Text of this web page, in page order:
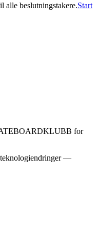
alle beslutningstakere.Start
for
teknologiendringer —